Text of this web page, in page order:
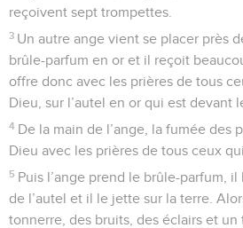
reçoivent sept trompettes.
3 Un autre ange vient se placer près
brûle-parfum en or et il reçoit
offre donc avec les prières de tous
Dieu, sur l’autel en or qui est devant
4 De la main de l’ange, la fumée des
Dieu avec les prières de tous ceux
5 Puis l’ange prend le brûle-parfum,
de l’autel et il le jette sur la terre.
tonnerre, des bruits, des éclairs et un